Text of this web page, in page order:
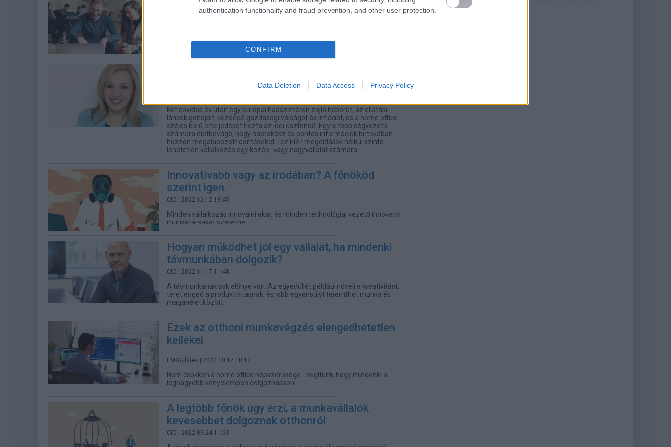
authentication functionality and fraud prevention, and other user protection.
CONFIRM
Data Deletion Data Access Privacy Policy
informatikusok iránt
végzettek átlagosan bruttó 561 ezer forintot keresnek.
Mi várható a hazai és a nemzetközi ERP piacon
Két covidos év után egy európai hadszíntéren zajló háborút, az ellátási
láncok gondjait, kezdődő gazdasági válságot és inflációt, és a home office
széles körű elterjedését hozta az idei esztendő. Egyre több cégvezető
számára életbevágó, hogy naprakész és pontos információk birtokában
hozzon megalapozott döntéseket - ez ERP megoldások nélkül szinte
lehetetlen vállalkozás egy közép- vagy nagyvállalat számára.
Innovatívabb vagy az irodában? A főnököd
szerint igen.
CIO | 2022.12.12 18:45
Minden vállalkozás innoválni akar, és minden technológiai vezető innovatív
munkatársakat szeretne.
Hogyan működhet jól egy vállalat, ha mindenki
távmunkában dolgozik?
CIO | 2022.11.17 11:48
A távmunkának sok előnye van. Az egyedüllét például növeli a kreativitást,
teret enged a produktivitásnak, és jobb egyensúlyt teremthet munka és
magánélet között.
Ezek az otthoni munkavégzés elengedhetetlen
kellékei
EMAG hírek | 2022.10.17 10:12
Nem csökken a home office népszerűsége - segítünk, hogy mindenki a
legnagyobb kényelemben dolgozhasson!
A legtöbb főnök úgy érzi, a munkavállalók
kevesebbet dolgoznak otthonról
CIO | 2022.09.24 11:53